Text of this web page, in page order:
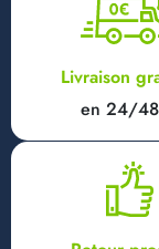
Livraison
en 24/